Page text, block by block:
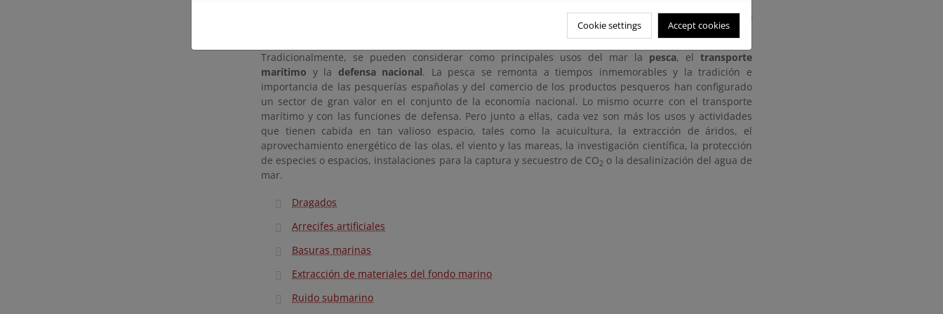
inseparable entre los bienes y servicios que nos proporcionan los mares y nuestro desarrollo
Tradicionalmente, se pueden considerar como principales usos del mar la pesca, el transporte
marítimo y la defensa nacional. La pesca se remonta a tiempos inmemorables y la tradición e
importancia de las pesquerías españolas y del comercio de los productos pesqueros han configurado
un sector de gran valor en el conjunto de la economía nacional. Lo mismo ocurre con el transporte
marítimo y con las funciones de defensa. Pero junto a ellas, cada vez son más los usos y actividades
que tienen cabida en tan valioso espacio, tales como la acuicultura, la extracción de áridos, el
aprovechamiento energético de las olas, el viento y las mareas, la investigación científica, la protección
de especies o espacios, instalaciones para la captura y secuestro de CO2 o la desalinización del agua de
mar.
Dragados
Arrecifes artificiales
Basuras marinas
Extracción de materiales del fondo marino
Ruido submarino
Cookie settings Accept cookies